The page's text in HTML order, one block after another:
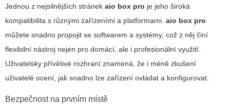
Jednou z nejsilnějších stránek aio box pro je jeho široká
kompatibilita s různými zařízeními a platformami. aio box pro
můžete snadno propojit se softwarem a systémy, což z něj činí
flexibilní nástroj nejen pro domácí, ale i profesionální využití.
Uživatelsky přívětivé rozhraní znamená, že i méně zkušení
uživatelé ocení, jak snadno lze zařízení ovládat a konfigurovat.
Bezpečnost na prvním místě